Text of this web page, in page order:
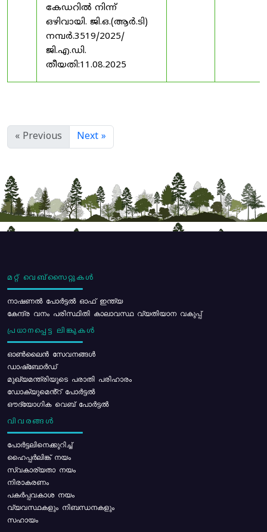
കേഡറിൽ നിന്ന്
ഒഴിവായി. ജി.ഒ.(ആർ.ടി)
നമ്പർ.3519/2025/
ജി.എ.ഡി.
തീയതി:11.08.2025
« Previous Next »
മറ്റ് വെബ്സൈറ്റുകൾ
നാഷണൽ പോർട്ടൽ ഓഫ് ഇന്ത്യ
കേന്ദ്ര വനം പരിസ്ഥിതി കാലാവസ്ഥ വ്യതിയാന വകുപ്പ്
പ്രധാനപ്പെട്ട ലിങ്കുകൾ
ഓൺലൈൻ സേവനങ്ങൾ
ഡാഷ്ബോർഡ്
മുഖ്യമന്ത്രിയുടെ പരാതി പരിഹാരം
ഡോക്യുമെൻ്റ് പോർട്ടൽ
ഔദ്യോഗിക വെബ് പോർട്ടൽ
വിവരങ്ങൾ
പോര്‍ട്ടലിനെക്കുറിച്ച്
ഹൈപ്പർലിങ്ക് നയം
സ്വകാര്യതാ നയം
നിരാകരണം
പകർപ്പവകാശ നയം
വ്യവസ്ഥകളും നിബന്ധനകളും
സഹായം